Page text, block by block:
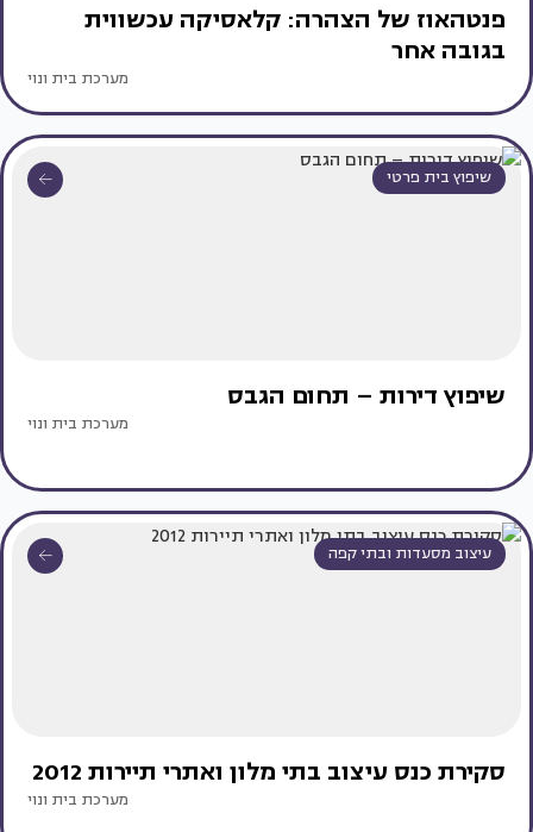
פנטהאוז של הצהרה: קלאסיקה עכשווית
בגובה אחר
מערכת בית ונוי
שיפוץ בית פרטי
שיפוץ דירות – תחום הגבס
מערכת בית ונוי
עיצוב מסעדות ובתי קפה
סקירת כנס עיצוב בתי מלון ואתרי תיירות 2012
מערכת בית ונוי